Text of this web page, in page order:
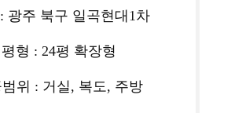
광주 북구 일곡현대1차
평형 : 24평 확장형
위 : 거실, 복도, 주방